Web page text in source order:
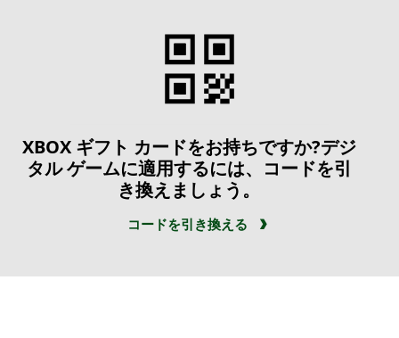
XBOX ギフト カードをお持ちですか?デジ
タル ゲームに適用するには、コードを引
き換えましょう。
コードを引き換える